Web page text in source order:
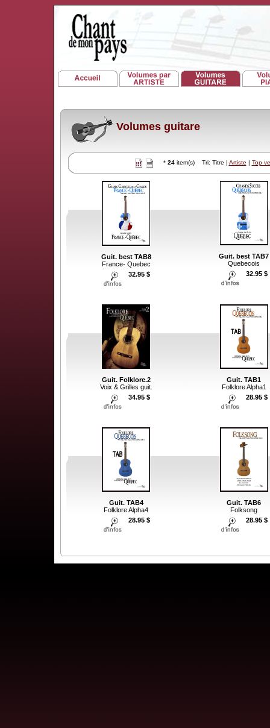
Volumes guitare
* 24item(s) Tri: Titre | Artiste | Top
Guit. best TAB8
France- Quebec
32.95 $
Guit. best TAB7
Quebecois
32.95 $
Guit. Folklore.2
Voix & Grilles guit.
34.95 $
Guit. TAB1
Folklore Alpha1
28.95 $
Guit. TAB4
Folklore Alpha4
28.95 $
Guit. TAB6
Folksong
28.95 $